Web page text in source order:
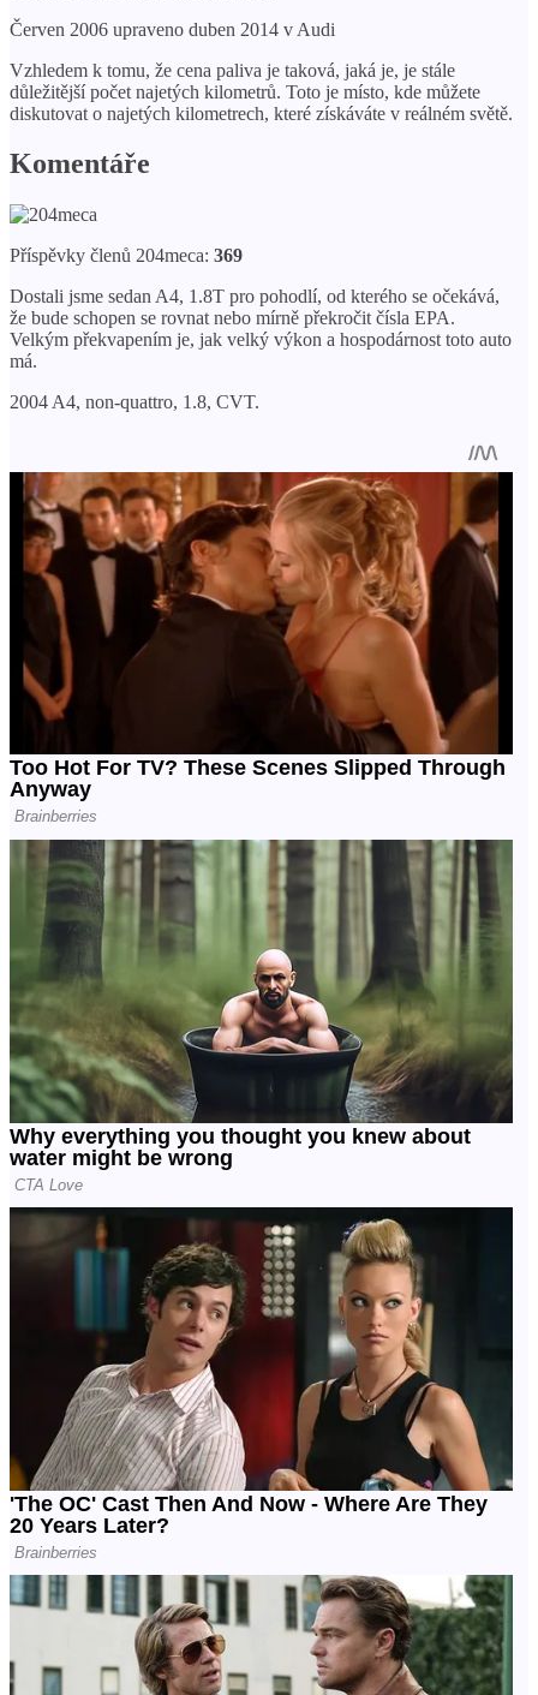
Červen 2006 upraveno duben 2014 v Audi
Vzhledem k tomu, že cena paliva je taková, jaká je, je stále
důležitější počet najetých kilometrů. Toto je místo, kde můžete
diskutovat o najetých kilometrech, které získáváte v reálném světě.
Komentáře
Příspěvky členů 204meca: 369
Dostali jsme sedan A4, 1.8T pro pohodlí, od kterého se očekává,
že bude schopen se rovnat nebo mírně překročit čísla EPA.
Velkým překvapením je, jak velký výkon a hospodárnost toto auto
má.
2004 A4, non-quattro, 1.8, CVT.